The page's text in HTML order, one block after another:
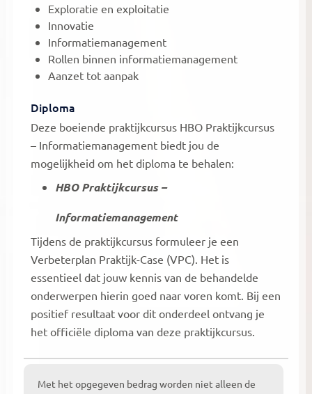
Exploratie en exploitatie
Innovatie
Informatiemanagement
Rollen binnen informatiemanagement
Aanzet tot aanpak
Diploma
Deze boeiende praktijkcursus HBO Praktijkcursus
– Informatiemanagement biedt jou de
mogelijkheid om het diploma te behalen:
HBO Praktijkcursus –
Informatiemanagement
Tijdens de praktijkcursus formuleer je een
Verbeterplan Praktijk-Case (VPC). Het is
essentieel dat jouw kennis van de behandelde
onderwerpen hierin goed naar voren komt. Bij een
positief resultaat voor dit onderdeel ontvang je
het officiële diploma van deze praktijkcursus.
Met het opgegeven bedrag worden niet alleen de